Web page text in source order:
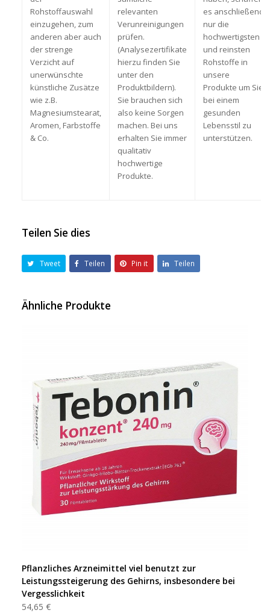
Rohstoffauswahl
einzugehen, zum
anderen aber auch
der strenge
Verzicht auf
unerwünschte
künstliche Zusätze
wie z.B.
Magnesiumstearat,
Aromen, Farbstoffe
& Co.
relevanten
Verunreinigungen
prüfen.
(Analysezertifikate
hierzu finden Sie
unter den
Produktbildern).
Sie brauchen sich
also keine Sorgen
machen. Bei uns
erhalten Sie immer
qualitativ
hochwertige
Produkte.
es anschließend
nur die
hochwertigsten
und reinsten
Rohstoffe in
unsere
Produkte um Sie
bei einem
gesunden
Lebensstil zu
unterstützen.
Teilen Sie dies
Tweet Teilen Pin it Teilen
Ähnliche Produkte
Pflanzliches Arzneimittel viel benutzt zur
Leistungssteigerung des Gehirns, insbesondere bei
Vergesslichkeit
54,65 €